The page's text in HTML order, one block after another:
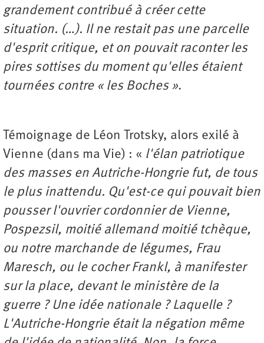
grandement contribué à créer cette
situation. (…). Il ne restait pas une parcelle
d'esprit critique, et on pouvait raconter les
pires sottises du moment qu'elles étaient
tournées contre « les Boches ».
Témoignage de Léon Trotsky, alors exilé à
Vienne (dans ma Vie) : « l'élan patriotique
des masses en Autriche-Hongrie fut, de tous
le plus inattendu. Qu'est-ce qui pouvait bien
pousser l'ouvrier cordonnier de Vienne,
Pospezsil, moitié allemand moitié tchèque,
ou notre marchande de légumes, Frau
Maresch, ou le cocher Frankl, à manifester
sur la place, devant le ministère de la
guerre ? Une idée nationale ? Laquelle ?
L'Autriche-Hongrie était la négation même